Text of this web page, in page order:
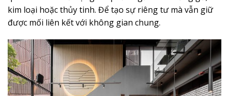
kim loại hoặc thủy tinh. Để tạo sự riêng tư mà vẫn giữ
được mối liên kết với không gian chung.